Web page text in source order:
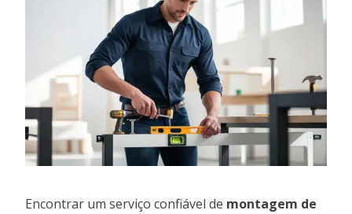
Encontrar um serviço confiável de montagem de